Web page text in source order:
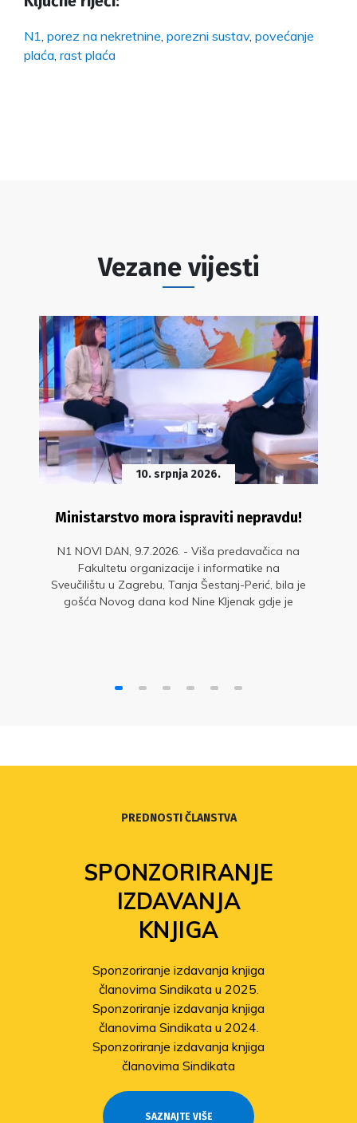
N1 porez na nekretnine porezni sustav, povećanje
plaća rast plaća
Vezane vijesti
10. srpnja 2026.
Ministarstvo mora ispraviti nepravdu!
N1 NOVI DAN, 9.7.2026. - Viša predavačica na
Fakultetu organizacije i informatike na
Sveučilištu u Zagrebu, Tanja Šestanj-Perić, bila je
gošća Novog dana kod Nine Kljenak gdje je
PREDNOSTI ČLANSTVA
SPONZORIRANJE
IZDAVANJA
KNJIGA
Sponzoriranje izdavanja knjiga
članovima Sindikata u 2025.
Sponzoriranje izdavanja knjiga
članovima Sindikata u 2024.
Sponzoriranje izdavanja knjiga
članovima Sindikata
SAZNAJTE VIŠE